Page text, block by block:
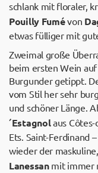
schlank mit floraler,
Pouilly Fumévon
etwas fülliger mit
Zweimal große
beim ersten Wein
Burgunder getippt.
vom Stil her sehr
und schöner Länge.
´Estagnolaus Côtes-
Ets. Saint-Ferdinand
wieder der
Lanessanmit immer